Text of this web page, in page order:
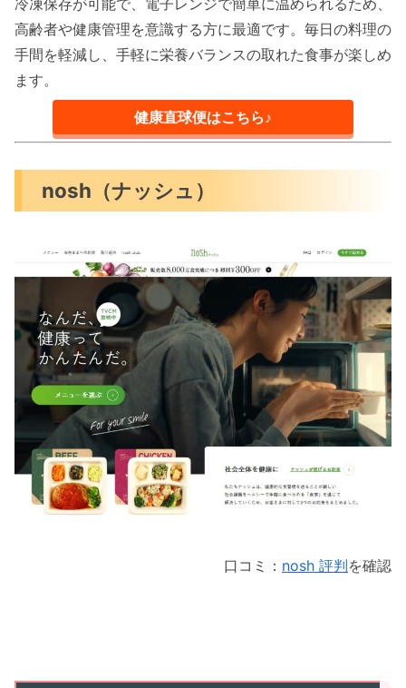
冷凍保存が可能で、電子レンジで簡単に温められるため、
高齢者や健康管理を意識する方に最適です。毎日の料理の
手間を軽減し、手軽に栄養バランスの取れた食事が楽しめ
ます。
健康直球便はこちら♪
nosh（ナッシュ）
口コミ： nosh 評判を確認